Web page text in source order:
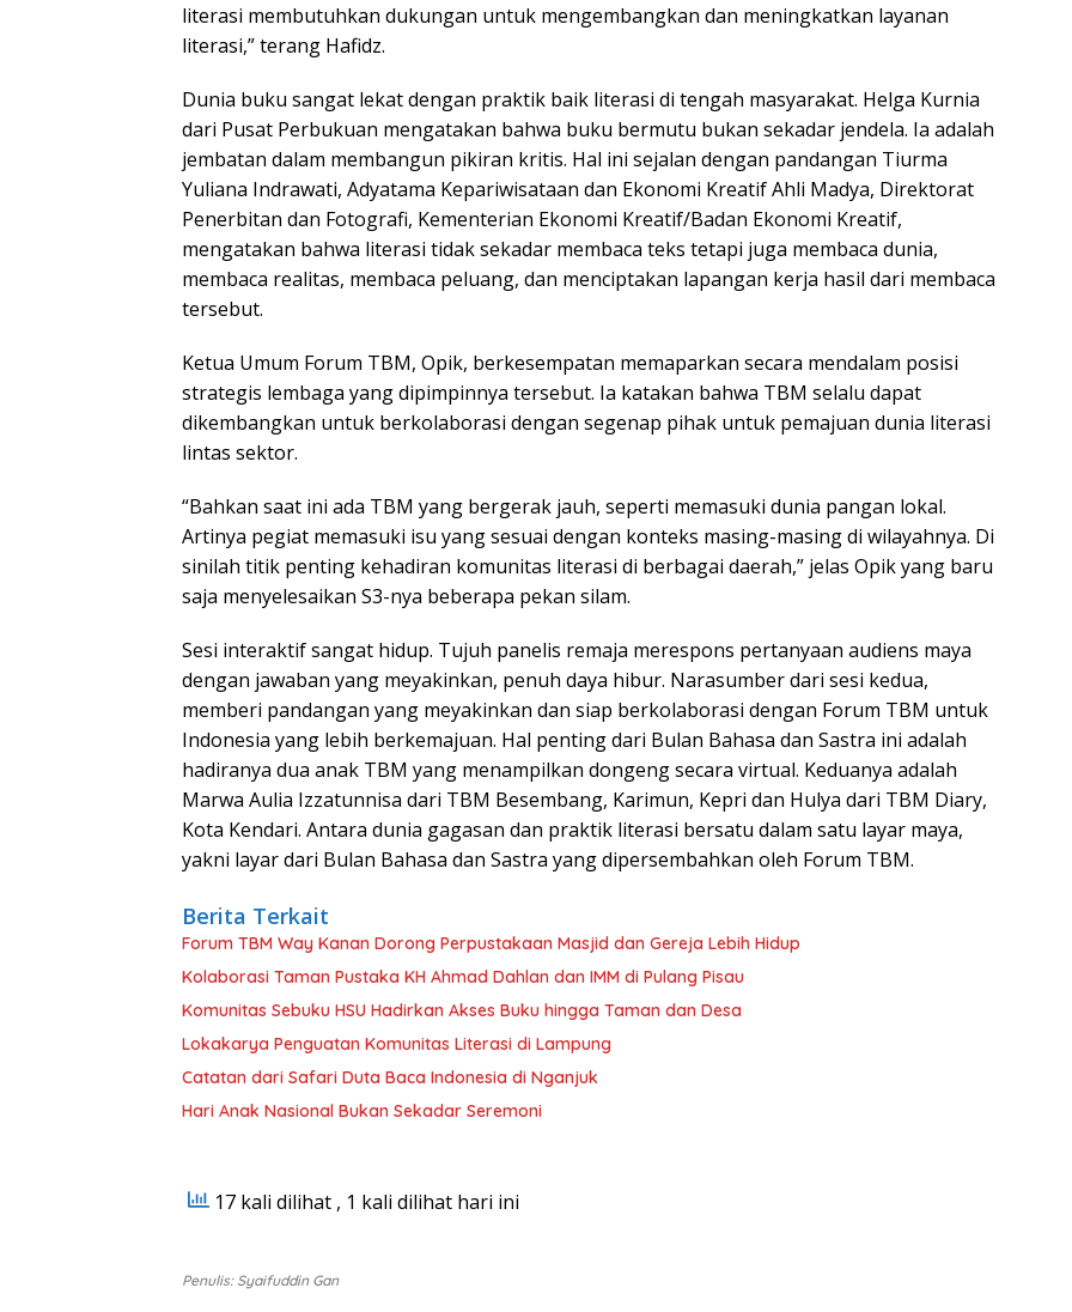
literasi membutuhkan dukungan untuk mengembangkan dan meningkatkan layanan
literasi,” terang Hafidz.
Dunia buku sangat lekat dengan praktik baik literasi di tengah masyarakat. Helga Kurnia
dari Pusat Perbukuan mengatakan bahwa buku bermutu bukan sekadar jendela. Ia adalah
jembatan dalam membangun pikiran kritis. Hal ini sejalan dengan pandangan Tiurma
Yuliana Indrawati, Adyatama Kepariwisataan dan Ekonomi Kreatif Ahli Madya, Direktorat
Penerbitan dan Fotografi, Kementerian Ekonomi Kreatif/Badan Ekonomi Kreatif,
mengatakan bahwa literasi tidak sekadar membaca teks tetapi juga membaca dunia,
membaca realitas, membaca peluang, dan menciptakan lapangan kerja hasil dari membaca
tersebut.
Ketua Umum Forum TBM, Opik, berkesempatan memaparkan secara mendalam posisi
strategis lembaga yang dipimpinnya tersebut. Ia katakan bahwa TBM selalu dapat
dikembangkan untuk berkolaborasi dengan segenap pihak untuk pemajuan dunia literasi
lintas sektor.
“Bahkan saat ini ada TBM yang bergerak jauh, seperti memasuki dunia pangan lokal.
Artinya pegiat memasuki isu yang sesuai dengan konteks masing-masing di wilayahnya. Di
sinilah titik penting kehadiran komunitas literasi di berbagai daerah,” jelas Opik yang baru
saja menyelesaikan S3-nya beberapa pekan silam.
Sesi interaktif sangat hidup. Tujuh panelis remaja merespons pertanyaan audiens maya
dengan jawaban yang meyakinkan, penuh daya hibur. Narasumber dari sesi kedua,
memberi pandangan yang meyakinkan dan siap berkolaborasi dengan Forum TBM untuk
Indonesia yang lebih berkemajuan. Hal penting dari Bulan Bahasa dan Sastra ini adalah
hadiranya dua anak TBM yang menampilkan dongeng secara virtual. Keduanya adalah
Marwa Aulia Izzatunnisa dari TBM Besembang, Karimun, Kepri dan Hulya dari TBM Diary,
Kota Kendari. Antara dunia gagasan dan praktik literasi bersatu dalam satu layar maya,
yakni layar dari Bulan Bahasa dan Sastra yang dipersembahkan oleh Forum TBM.
Berita Terkait
Forum TBM Way Kanan Dorong Perpustakaan Masjid dan Gereja Lebih Hidup
Kolaborasi Taman Pustaka KH Ahmad Dahlan dan IMM di Pulang Pisau
Komunitas Sebuku HSU Hadirkan Akses Buku hingga Taman dan Desa
Lokakarya Penguatan Komunitas Literasi di Lampung
Catatan dari Safari Duta Baca Indonesia di Nganjuk
Hari Anak Nasional Bukan Sekadar Seremoni
17 kali dilihat , 1 kali dilihat hari ini
Penulis: Syaifuddin Gan